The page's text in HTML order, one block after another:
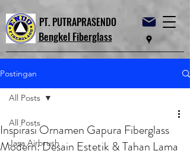
PT. PUTRAPRASENDO
Bengkel Fiberglass
Postingan
All Posts
Jasa Airbrush
All Posts
Inspirasi Ornamen Gapura Fiberglass
Modern: Desain Estetik & Tahan Lama